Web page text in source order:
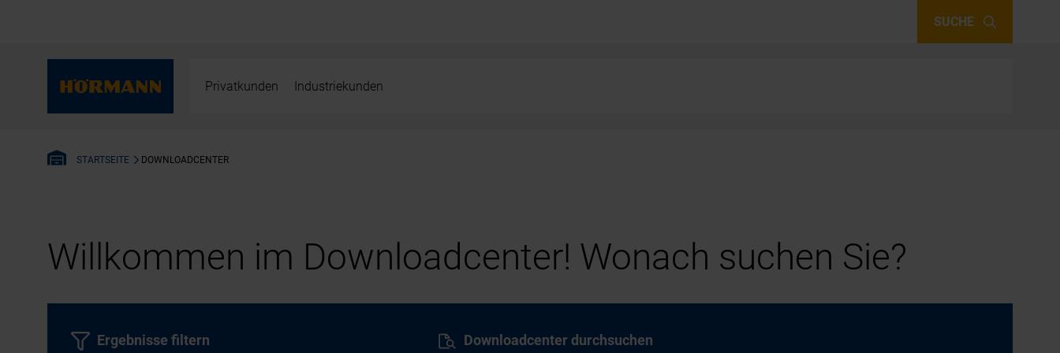
SUCHE
Privatkunden Industriekunden
STARTSEITE DOWNLOADCENTER
Willkommen im Downloadcenter! Wonach suchen Sie?
Downloadcenter durchsuchen
Ergebnisse filtern